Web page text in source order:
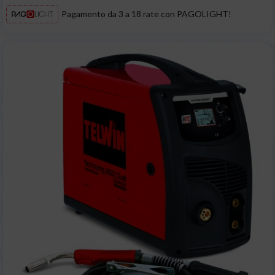
Pagamento da 3 a 18 rate con PAGOLIGHT!